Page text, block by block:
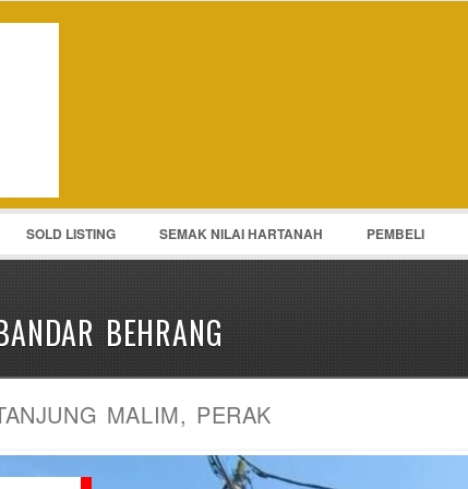
SOLD LISTING SEMAK NILAI HARTANAH PEMBELI
BEHRANG
MALIM, PERAK